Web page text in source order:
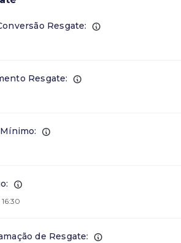
Resgate:
Resgate:
16:30
de Resgate: